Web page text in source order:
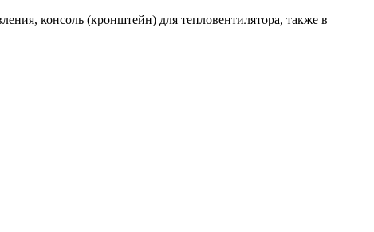
консоль (кронштейн) для тепловентилятора, также в